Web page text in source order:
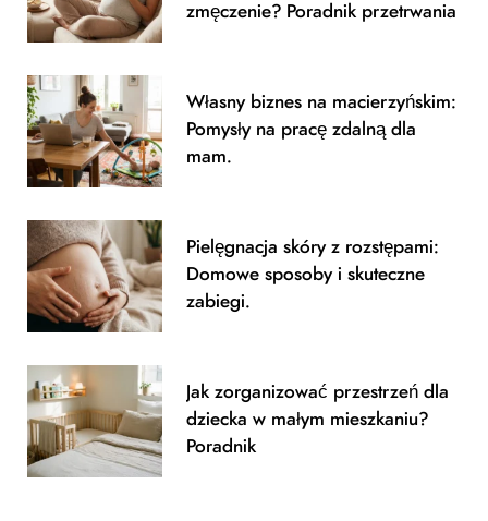
zmęczenie? Poradnik przetrwania
Własny biznes na macierzyńskim:
Pomysły na pracę zdalną dla
mam.
Pielęgnacja skóry z rozstępami:
Domowe sposoby i skuteczne
zabiegi.
Jak zorganizować przestrzeń dla
dziecka w małym mieszkaniu?
Poradnik